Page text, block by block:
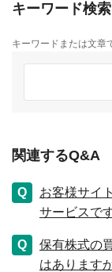
キーワード検索
キーワードまたは文章
関連するQ&A
お客様サイ
サービスで
保有株式の
はありますか